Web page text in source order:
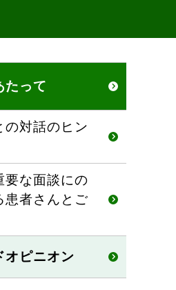
たって
の対話のヒン
要な面談にの
患者さんとご
オピニオン